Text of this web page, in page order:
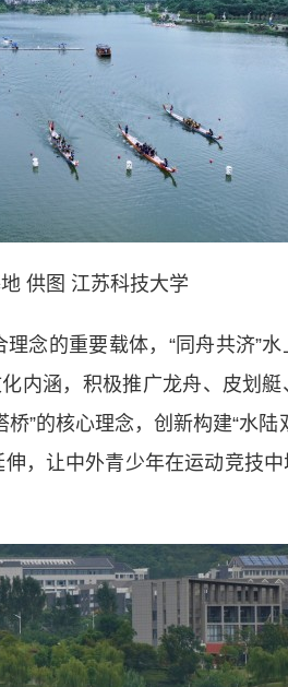
供图 江苏科技大学
的重要载体，“同舟共济”水
内涵，积极推广龙舟、皮划
”的核心理念，创新构建“水陆
，让中外青少年在运动竞技